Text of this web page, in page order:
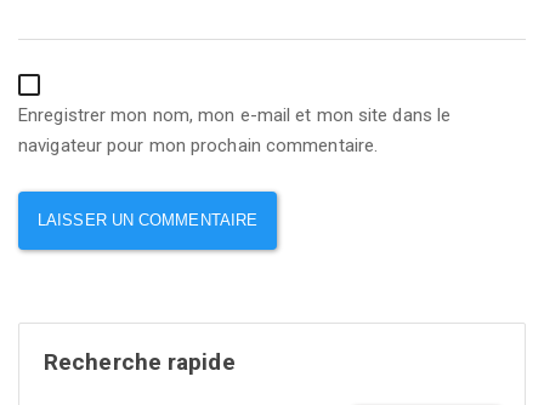
Enregistrer mon nom, mon e-mail et mon site dans le
navigateur pour mon prochain commentaire.
Recherche rapide